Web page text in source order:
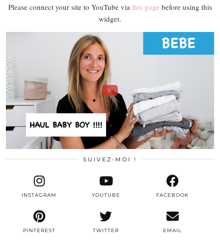
Please connect your site to YouTube via this page before using this
widget.
SUIVEZ-MOI !
TWITTER
INSTAGRAM FACEBOOK
PINTEREST
YOUTUBE
EMAIL